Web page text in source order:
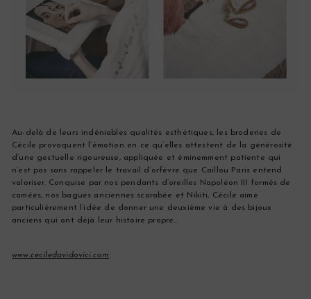
Au-delà de leurs indéniables qualités esthétiques, les broderies de
Cécile provoquent l’émotion en ce qu’elles attestent de la générosité
d’une gestuelle rigoureuse, appliquée et éminemment patiente qui
n’est pas sans rappeler le travail d’orfèvre que Caillou Paris entend
valoriser. Conquise par nos pendants d’oreilles Napoléon III formés de
camées, nos bagues anciennes scarabée et Nikiti, Cécile aime
particulièrement l’idée de donner une deuxième vie à des bijoux
anciens qui ont déjà leur histoire propre…
www.ceciledavidovici.com